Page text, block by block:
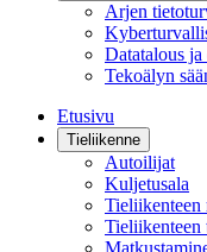
Arjen
Datatalous
Tekoälyn
Etusivu
Tieliikenne
Autoilijat
Kuljetusala
Tieliikenteen
Tieliikenteen